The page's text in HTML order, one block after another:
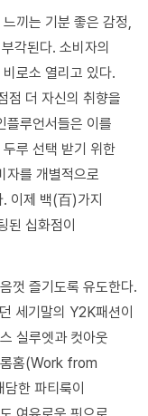
끼는 기분 좋은 감정,
각된다. 소비자의
로소 열리고 있다.
점 더 자신의 취향을
플루언서들은 이를
루 선택 받기 위한
자를 개별적으로
이제 백(百)가지
된 십화점이
껏 즐기도록 유도한다.
세기말의 Y2K패션이
실루엣과 컷아웃
롬홈(Work from
한 파티룩이